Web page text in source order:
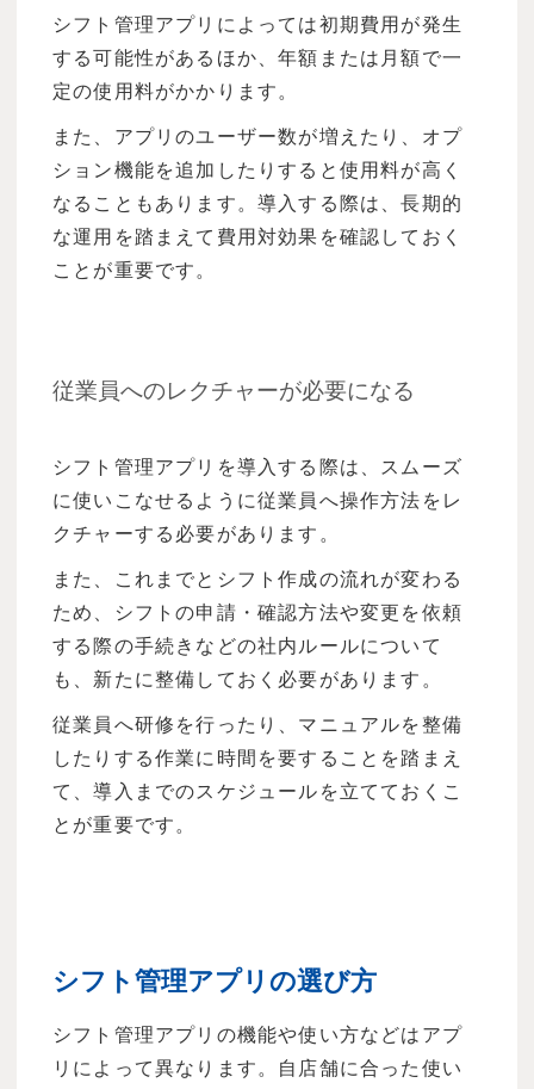
シフト管理アプリによっては初期費用が発生
する可能性があるほか、年額または月額で一
定の使用料がかかります。
また、アプリのユーザー数が増えたり、オプ
ション機能を追加したりすると使用料が高く
なることもあります。導入する際は、長期的
な運用を踏まえて費用対効果を確認しておく
ことが重要です。
従業員へのレクチャーが必要になる
シフト管理アプリを導入する際は、スムーズ
に使いこなせるように従業員へ操作方法をレ
クチャーする必要があります。
また、これまでとシフト作成の流れが変わる
ため、シフトの申請・確認方法や変更を依頼
する際の手続きなどの社内ルールについて
も、新たに整備しておく必要があります。
従業員へ研修を行ったり、マニュアルを整備
したりする作業に時間を要することを踏まえ
て、導入までのスケジュールを立てておくこ
とが重要です。
シフト管理アプリの選び方
シフト管理アプリの機能や使い方などはアプ
リによって異なります。自店舗に合った使い